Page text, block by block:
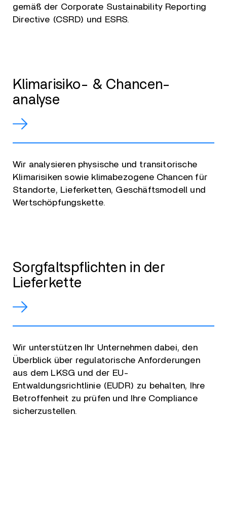
gemäß der Corporate Sustainability Reporting
Directive (CSRD) und ESRS.
Klimarisiko- & Chancen-
analyse
Wir analysieren physische und transitorische
Klimarisiken sowie klimabezogene Chancen für
Standorte, Lieferketten, Geschäftsmodell und
Wertschöpfungskette.
Sorgfaltspflichten in der
Lieferkette
Wir unterstützen Ihr Unternehmen dabei, den
Überblick über regulatorische Anforderungen
aus dem LKSG und der EU-
Entwaldungsrichtlinie (EUDR) zu behalten, Ihre
Betroffenheit zu prüfen und Ihre Compliance
sicherzustellen.